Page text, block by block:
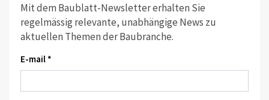
Mit dem Baublatt-Newsletter erhalten Sie
regelmässig relevante, unabhängige News zu
aktuellen Themen der Baubranche.
E-mail *